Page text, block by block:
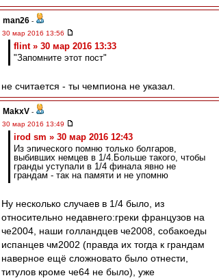
man26 -
30 мар 2016 13:56
flint » 30 мар 2016 13:33
"Запомните этот пост"
не считается - ты чемпиона не указал.
MakxV -
30 мар 2016 13:49
irod sm » 30 мар 2016 12:43
Из эпического помню только болгаров,
выбивших немцев в 1/4.Больше такого, чтобы
гранды уступали в 1/4 финала явно не
грандам - так на памяти и не упомню
Ну несколько случаев в 1/4 было, из
относительно недавнего:греки французов на
че2004, наши голландцев че2008, собакоеды
испанцев чм2002 (правда их тогда к грандам
наверное ещё сложновато было отнести,
титулов кроме че64 не было), уже